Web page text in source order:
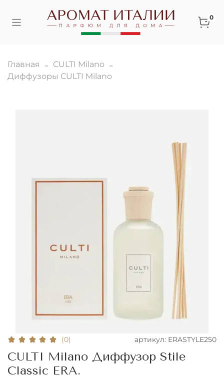
0
Главная
CULTI Milano
Диффузоры CULTI Milano
(0) артикул: ERASTYLE250
CULTI Milano Диффузор Stile
Classic ERA.